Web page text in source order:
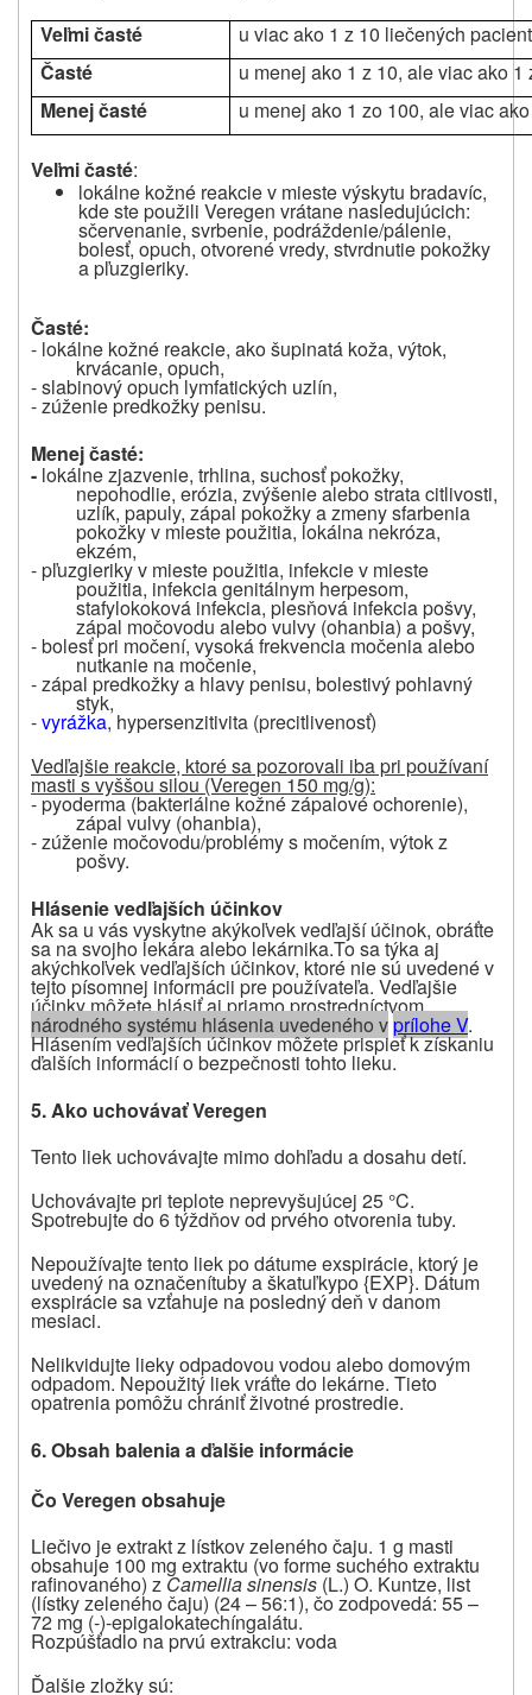
Veľmi časté
u viac ako 1 z 10 liečených
Časté
u menej ako 1 z 10, ale viac ako
Menej časté
u menej ako 1 zo 100, ale viac
Veľmi časté:
lokálne kožné reakcie v mieste výskytu bradavíc,
kde ste použili Veregen vrátane nasledujúcich:
sčervenanie, svrbenie, podráždenie/pálenie,
bolesť, opuch, otvorené vredy, stvrdnutie pokožky
a pľuzgieriky.
Časté:
- lokálne kožné reakcie, ako šupinatá koža, výtok,
krvácanie, opuch,
- slabinový opuch lymfatických uzlín,
- zúženie predkožky penisu.
Menej časté:
- lokálne zjazvenie, trhlina, suchosť pokožky,
nepohodlie, erózia, zvýšenie alebo strata citlivosti,
uzlík, papuly, zápal pokožky a zmeny sfarbenia
pokožky v mieste použitia, lokálna nekróza,
ekzém,
- pľuzgieriky v mieste použitia, infekcie v mieste
použitia, infekcia genitálnym herpesom,
stafylokoková infekcia, plesňová infekcia pošvy,
zápal močovodu alebo vulvy (ohanbia) a pošvy,
- bolesť pri močení, vysoká frekvencia močenia alebo
nutkanie na močenie,
- zápal predkožky a hlavy penisu, bolestivý pohlavný
styk,
-vyrážka, hypersenzitivita (precitlivenosť)
Vedľajšie reakcie, ktoré sa pozorovali iba pri používaní
masti s vyššou silou (Veregen 150 mg/g):
- pyoderma (bakteriálne kožné zápalové ochorenie),
zápal vulvy (ohanbia),
- zúženie močovodu/problémy s močením, výtok z
pošvy.
Hlásenie vedľajších účinkov
Ak sa u vás vyskytne akýkoľvek vedľajší účinok, obráťte
sa na svojho lekára alebo lekárnika.To sa týka aj
akýchkoľvek vedľajších účinkov, ktoré nie sú uvedené v
tejto písomnej informácii pre používateľa. Vedľajšie
účinky môžete hlásiť aj priamo prostredníctvom
národného systému hlásenia uvedeného vprílohe V.
Hlásením vedľajších účinkov môžete prispieť k získaniu
ďalších informácií o bezpečnosti tohto lieku.
5. Ako uchovávať Veregen
Tento liek uchovávajte mimo dohľadu a dosahu detí.
Uchovávajte pri teplote neprevyšujúcej 25 °C.
Spotrebujte do 6 týždňov od prvého otvorenia tuby.
Nepoužívajtetento liekpo dátume exspirácie, ktorý je
uvedený naoznačenítuby aškatuľkypo {EXP}. Dátum
exspirácie sa vzťahuje na posledný deň vdanom
mesiaci.
Nelikvidujte lieky odpadovou vodou alebo domovým
odpadom. Nepoužitý liek vráťte do lekárne. Tieto
opatrenia pomôžu chrániť životné prostredie.
6. Obsah balenia a ďalšie informácie
Čo Veregen obsahuje
Liečivo je extrakt z lístkov zeleného čaju. 1 g masti
obsahuje 100 mg extraktu (vo forme suchého extraktu
rafinovaného) z Camellia sinensis (L.) O. Kuntze, list
(lístky zeleného čaju) (24 – 56:1), čo zodpovedá: 55 –
72 mg (-)-epigalokatechíngalátu.
Rozpúšťadlo na prvú extrakciu: voda
Ďalšie zložky sú: